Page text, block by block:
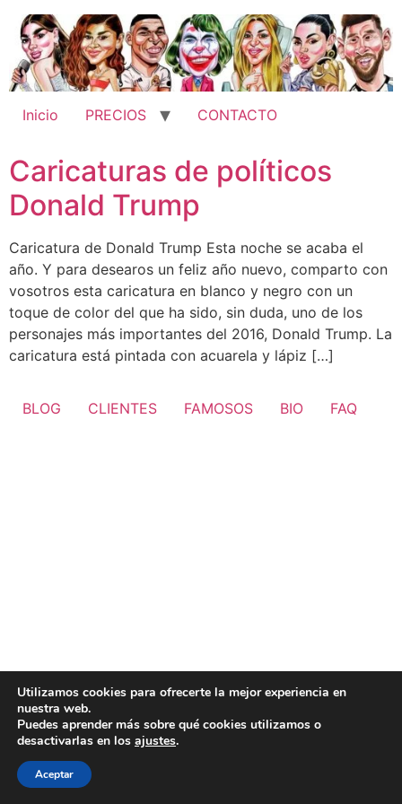
contenido
Inicio PRECIOS CONTACTO
Caricaturas de políticos
Donald Trump
Caricatura de Donald Trump Esta noche se acaba el
año. Y para desearos un feliz año nuevo, comparto con
vosotros esta caricatura en blanco y negro con un
toque de color del que ha sido, sin duda, uno de los
personajes más importantes del 2016, Donald Trump. La
caricatura está pintada con acuarela y lápiz […]
BLOG CLIENTES FAMOSOS BIO FAQ
Utilizamos cookies para ofrecerte la mejor experiencia en
nuestra web.
Puedes aprender más sobre qué cookies utilizamos o
desactivarlas en los ajustes.
Aceptar